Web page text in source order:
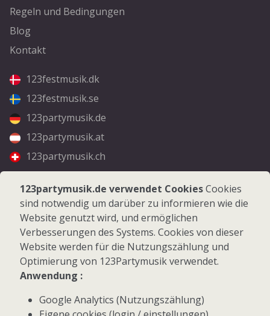
Regeln und Bedingungen
Blog
Kontakt
123festmusik.dk
123festmusik.se
123partymusik.de
123partymusik.at
123partymusik.ch
Folgen Sie uns
Facebook
Instagram
© 2026 123Partymusik.de - Alle Rechte vorbehalten
123partymusik.de verwendet CookiesCookies
sind notwendig um darüber zu informieren wie die
Website genutzt wird, und ermöglichen
Verbesserungen des Systems. Cookies von dieser
Website werden für die Nutzungszählung und
Optimierung von 123Partymusik verwendet.
Anwendung :
Google Analytics (Nutzungszählung)